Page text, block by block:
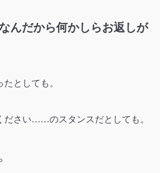
んだから何かしらお返しが
としても。
ださい……のスタンスだとしても。